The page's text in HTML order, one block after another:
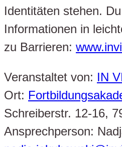
Identitäten stehen.
Informationen in
zu Barrieren:
Veranstaltet von: IN
Ort:
Schreiberstr. 12-16,
Ansprechperson: